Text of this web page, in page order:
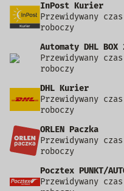
InPost Kurier
Przewidywany
roboczy
Automaty DHL
Przewidywany
roboczy
DHL Kurier
Przewidywany
roboczy
ORLEN Paczka
Przewidywany
roboczy
Pocztex PUNKT/
Przewidywany